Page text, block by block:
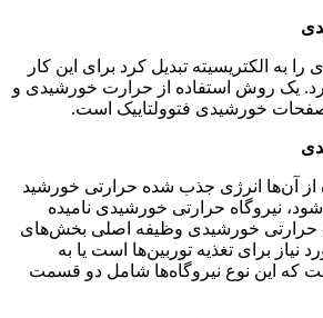
تبدیل کرد برای این کار
استفاده از حرارت خورشیدی و
فتوولتاییک است.
انرژی جذب شده حرارتی خورشید
حرارتی خورشیدی نامیده
وظیفه اصلی بخش‌های
تغذیه توربین‌ها است یا به
نیروگاه‌ها شامل دو قسمت